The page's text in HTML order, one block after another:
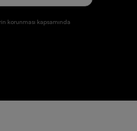
korunması kapsamında